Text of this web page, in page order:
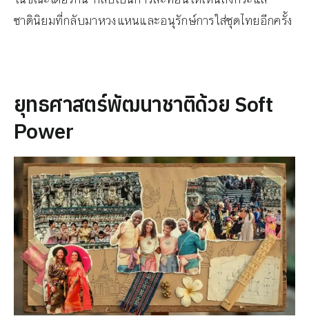
ชาตินิยมที่กลับมาหวงแหนและอนุรักษ์การใส่ชุดไทยอีกครั้ง
ยุทธศาสตร์พัฒนาชาติด้วย Soft
Power